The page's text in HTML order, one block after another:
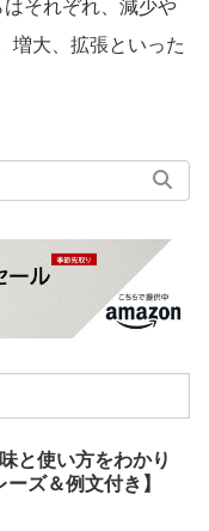
はそれぞれ、減少や
増大、拡張といった
と使い方をわかり
ズ＆例文付き】